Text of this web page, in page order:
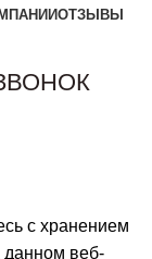
ОТЗЫВЫ
с хранением
данном веб-